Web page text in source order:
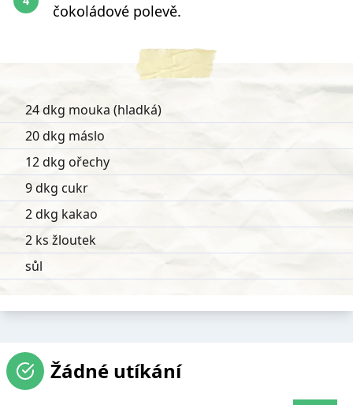
čokoládové polevě.
24 dkg mouka (hladká)
20 dkg máslo
12 dkg ořechy
9 dkg cukr
2 dkg kakao
2 ks žloutek
sůl
Žádné utíkání